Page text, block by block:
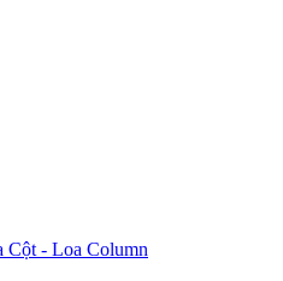
Cột - Loa Column